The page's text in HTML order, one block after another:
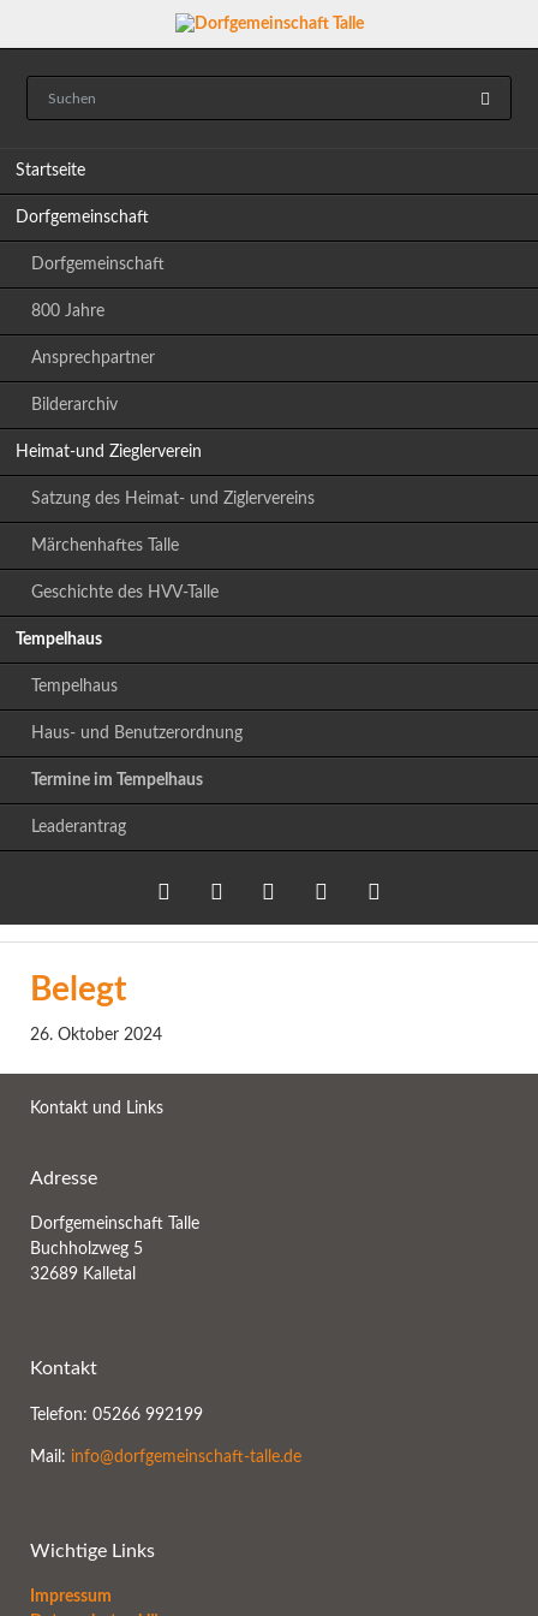
Startseite
Dorfgemeinschaft
Dorfgemeinschaft
800 Jahre
Ansprechpartner
Bilderarchiv
Heimat-und Zieglerverein
Satzung des Heimat- und Ziglervereins
Märchenhaftes Talle
Geschichte des HVV-Talle
Tempelhaus
Tempelhaus
Haus- und Benutzerordnung
Termine im Tempelhaus
Leaderantrag
Belegt
26. Oktober 2024
Kontakt und Links
Adresse
Dorfgemeinschaft Talle
Buchholzweg 5
32689 Kalletal
Kontakt
Telefon: 05266 992199
Mail: info@dorfgemeinschaft-talle.de
Wichtige Links
Impressum